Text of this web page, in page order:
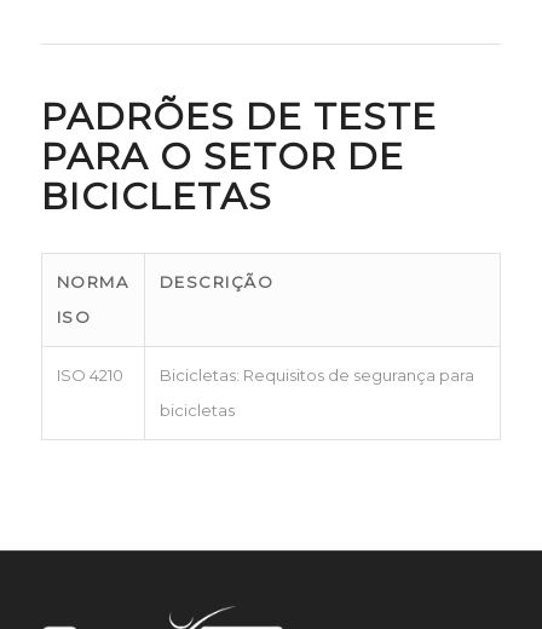
PADRÕES DE TESTE
PARA O SETOR DE
BICICLETAS
NORMA
ISO
DESCRIÇÃO
ISO 4210
Bicicletas: Requisitos de segurança para
bicicletas